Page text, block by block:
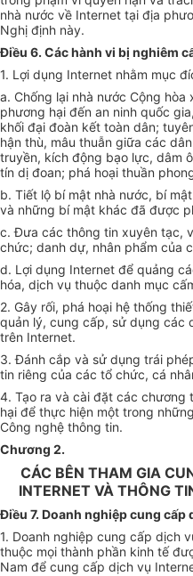
nhà nước về Internet tại địa
Nghị định này.
Điều 6. Các hành vi bị nghiêm
1. Lợi dụng Internet nhằm mục
a. Chống lại nhà nước Cộng
phương hại đến an ninh quốc
khối đại đoàn kết toàn dân;
hận thù, mâu thuẫn giữa các
truyền, kích động bạo lực, dâm
tín dị đoan; phá hoại thuần
b. Tiết lộ bí mật nhà nước, bí
và những bí mật khác đã được
c. Đưa các thông tin xuyên tạc,
chức; danh dự, nhân phẩm của
d. Lợi dụng Internet để quảng
hóa, dịch vụ thuộc danh mục
2. Gây rối, phá hoại hệ thống
quản lý, cung cấp, sử dụng các
trên Internet.
3. Đánh cắp và sử dụng trái
tin riêng của các tổ chức, cá
4. Tạo ra và cài đặt các chương
hại để thực hiện một trong
Công nghệ thông tin.
Chương 2.
CÁC BÊN THAM GIA
INTERNET VÀ THÔNG
Điều 7. Doanh nghiệp cung cấp
1. Doanh nghiệp cung cấp dịch
thuộc mọi thành phần kinh tế
Nam để cung cấp dịch vụ